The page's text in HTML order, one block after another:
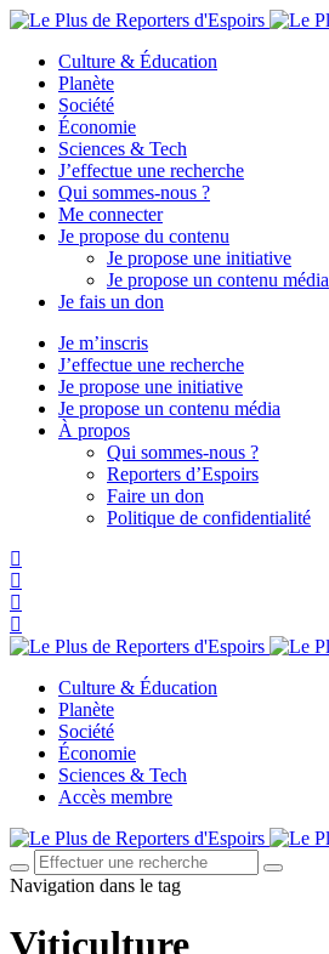
Culture & Éducation
Planète
Société
Économie
Sciences & Tech
J’effectue une recherche
Qui sommes-nous ?
Me connecter
Je propose du contenu
Je propose une initiative
Je propose un contenu média
Je fais un don
Je m’inscris
J’effectue une recherche
Je propose une initiative
Je propose un contenu média
À propos
Qui sommes-nous ?
Reporters d’Espoirs
Faire un don
Politique de confidentialité
Culture & Éducation
Planète
Société
Économie
Sciences & Tech
Accès membre
Navigation dans le tag
Viticulture